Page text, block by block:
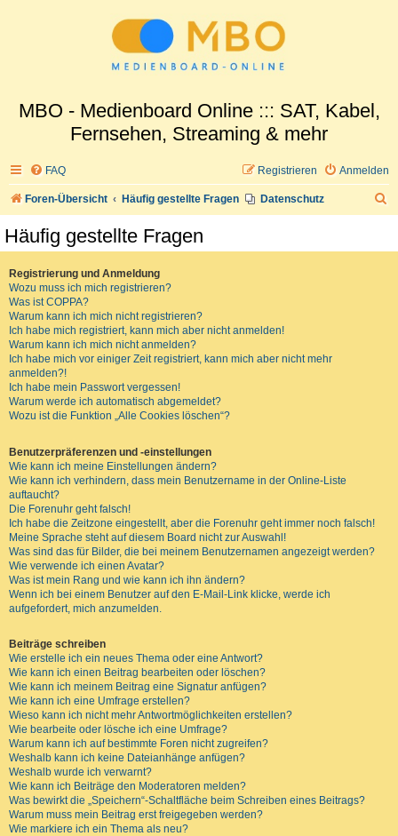
MBO - Medienboard Online ::: SAT, Kabel,
Fernsehen, Streaming & mehr
FAQ Anmelden
Registrieren
Foren-Übersicht Häufig gestellte Fragen Datenschutz
Häufig gestellte Fragen
Registrierung und Anmeldung
Wozu muss ich mich registrieren?
Was ist COPPA?
Warum kann ich mich nicht registrieren?
Ich habe mich registriert, kann mich aber nicht anmelden!
Warum kann ich mich nicht anmelden?
Ich habe mich vor einiger Zeit registriert, kann mich aber nicht mehr
anmelden?!
Ich habe mein Passwort vergessen!
Warum werde ich automatisch abgemeldet?
Wozu ist die Funktion „Alle Cookies löschen“?
Benutzerpräferenzen und -einstellungen
Wie kann ich meine Einstellungen ändern?
Wie kann ich verhindern, dass mein Benutzername in der Online-Liste
auftaucht?
Die Forenuhr geht falsch!
Ich habe die Zeitzone eingestellt, aber die Forenuhr geht immer noch falsch!
Meine Sprache steht auf diesem Board nicht zur Auswahl!
Was sind das für Bilder, die bei meinem Benutzernamen angezeigt werden?
Wie verwende ich einen Avatar?
Was ist mein Rang und wie kann ich ihn ändern?
Wenn ich bei einem Benutzer auf den E-Mail-Link klicke, werde ich
aufgefordert, mich anzumelden.
Beiträge schreiben
Wie erstelle ich ein neues Thema oder eine Antwort?
Wie kann ich einen Beitrag bearbeiten oder löschen?
Wie kann ich meinem Beitrag eine Signatur anfügen?
Wie kann ich eine Umfrage erstellen?
Wieso kann ich nicht mehr Antwortmöglichkeiten erstellen?
Wie bearbeite oder lösche ich eine Umfrage?
Warum kann ich auf bestimmte Foren nicht zugreifen?
Weshalb kann ich keine Dateianhänge anfügen?
Weshalb wurde ich verwarnt?
Wie kann ich Beiträge den Moderatoren melden?
Was bewirkt die „Speichern“-Schaltfläche beim Schreiben eines Beitrags?
Warum muss mein Beitrag erst freigegeben werden?
Wie markiere ich ein Thema als neu?